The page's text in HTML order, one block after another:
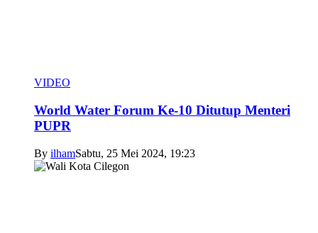
VIDEO
World Water Forum Ke-10 Ditutup Menteri
PUPR
By ilhamSabtu, 25 Mei 2024, 19:23